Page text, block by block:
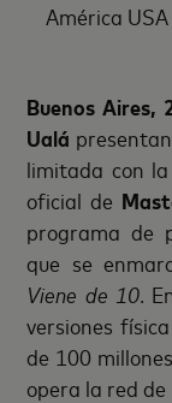
América
Buenos Aires,
Ualá
limitada con
oficial de
programa de
que se
Viene de 10.
versiones
de 100
opera la red de